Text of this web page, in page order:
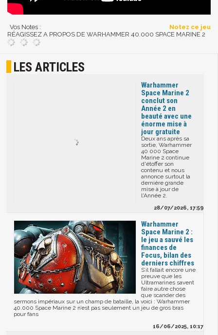
Vos Notes :
Notez ce jeu
RÉAGISSEZ A PROPOS DE WARHAMMER 40.000 SPACE MARINE 2
LES ARTICLES
Warhammer
Space Marine 2
conclut son
Année 2 en
beauté avec une
énorme mise à
jour gratuite
Deux ans après sa
sortie, Warhammer
40 000 Space
Marine 2 continue
d'étoffer son
contenu et nous
annonce surtout la
dernière grande
mise à jour de
l'Année 2.
28/07/2026, 17:59
Warhammer
Space Marine 2 :
le jeu a sauvé les
finances de
Focus, bilan des
derniers chiffres
S’il fallait encore une
preuve que les
Ultramarines savent
faire autre chose
que scander des
sermons impériaux sur un champ de bataille, la voici : Warhammer
40,000 Space Marine 2 n’est pas seulement un jeu de gros bras
pour fans
16/06/2025, 10:17